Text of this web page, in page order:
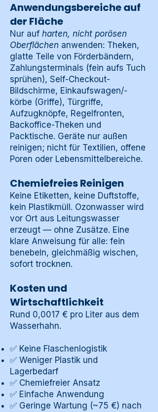
Anwendungsbereiche auf
der Fläche
Nur auf harten, nicht porösen
Oberflächen anwenden: Theken,
glatte Teile von Förderbändern,
Zahlungsterminals (fein aufs Tuch
sprühen), Self-Checkout-
Bildschirme, Einkaufswagen/-
körbe (Griffe), Türgriffe,
Aufzugknöpfe, Regelfronten,
Backoffice-Theken und
Packtische. Geräte nur außen
reinigen; nicht für Textilien, offene
Poren oder Lebensmittelbereiche.
Chemiefreies Reinigen
Keine Etiketten, keine Duftstoffe,
kein Plastikmüll. Ozonwasser wird
vor Ort aus Leitungswasser
erzeugt — ohne Zusätze. Eine
klare Anweisung für alle: fein
benebeln, gleichmäßig wischen,
sofort trocknen.
Kosten und
Wirtschaftlichkeit
Rund 0,0017 € pro Liter aus dem
Wasserhahn.
✅ Keine Flaschenlogistik
✅ Weniger Plastik und
Lagerbedarf
✅ Chemiefreier Ansatz
✅ Einfache Anwendung
✅ Geringe Wartung (~75 €) nach